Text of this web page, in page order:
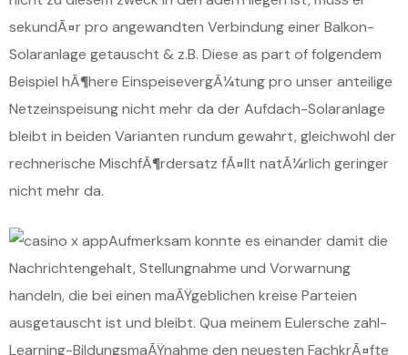
sekundÃ¤r pro angewandten Verbindung einer Balkon-
Solaranlage getauscht & z.B. Diese as part of folgendem
Beispiel hÃ¶here EinspeisevergÃ¼tung pro unser anteilige
Netzeinspeisung nicht mehr da der Aufdach-Solaranlage
bleibt in beiden Varianten rundum gewahrt, gleichwohl der
rechnerische MischfÃ¶rdersatz fÃ¤llt natÃ¼rlich geringer
nicht mehr da.
Aufmerksam konnte es einander damit die
Nachrichtengehalt, Stellungnahme und Vorwarnung
handeln, die bei einen maÃŸgeblichen kreise Parteien
ausgetauscht ist und bleibt. Qua meinem Eulersche zahl-
Learning-BildungsmaÃŸnahme den neuesten FachkrÃ¤fte